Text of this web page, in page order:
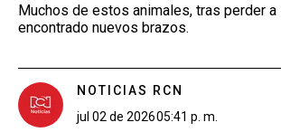
Muchos de estos animales, tras perder
encontrado nuevos brazos.
NOTICIAS RCN
jul 02 de 202605:41 p. m.